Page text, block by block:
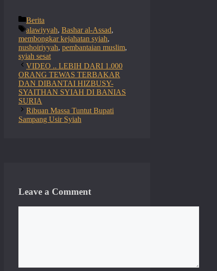
Categories
Berita
Tags
alawiyyah, Bashar al-Assad,
membongkar kejahatan syiah,
nushoiriyyah, pembantaian muslim,
syiah sesat
VIDEO .. LEBIH DARI 1.000
ORANG TEWAS TERBAKAR
DAN DIBANTAI HIZBUSY-
SYAITHAN SYIAH DI BANIAS
SURIA
Ribuan Massa Tuntut Bupati
Sampang Usir Syiah
Leave a Comment